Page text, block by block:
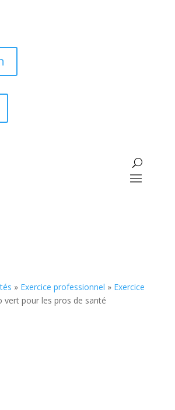
» Exercice professionnel » Exercice
vert pour les pros de santé